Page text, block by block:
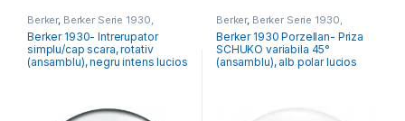
Berker, Berker Serie 1930,
Porzellan, Glass, R.Classic
Berker 1930- Intrerupator
simplu/cap scara, rotativ
(ansamblu), negru intens lucios
Berker, Berker Serie 1930,
Porzellan, Glass, R.Classic
Berker 1930 Porzellan- Priza
SCHUKO variabila 45°
(ansamblu), alb polar lucios